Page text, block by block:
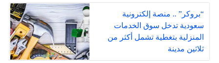
“بروكر” .. منصة إلكترونية
سعودية تدخل سوق الخدمات
المنزلية بتغطية تشمل أكثر من
ثلاثين مدينة